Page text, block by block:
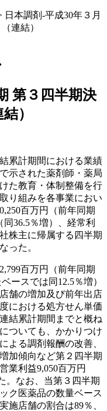
日本調剤-平成30年３月
連結）
第３四半期決
）
累計期間における業績
示された薬剤師・薬局
た教育・体制整備を行
り組みを各事業におい
百万円（前年同期
36.5％増）、経常利
株主に帰属する四半期
った。
百万円（前年同期
ースでは同12.5％増）
舗の増加及び前年出店
における処方せん単価
結累計期間までと概ね
ついても、かかりつけ
よる調剤報酬の改善、
加傾向など第２四半期
業利益9,050百万円
。なお、当第３四半期
ク医薬品の数量ベース
施店舗の割合は89％、